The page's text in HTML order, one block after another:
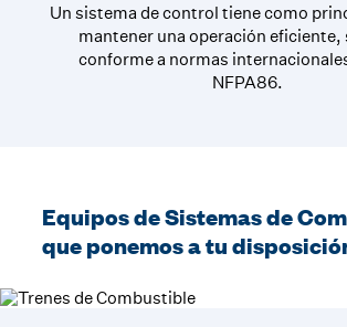
Un sistema de control tiene como
mantener una operación eficiente,
conforme a normas
NFPA86.
Equipos de Sistemas de
que ponemos a tu